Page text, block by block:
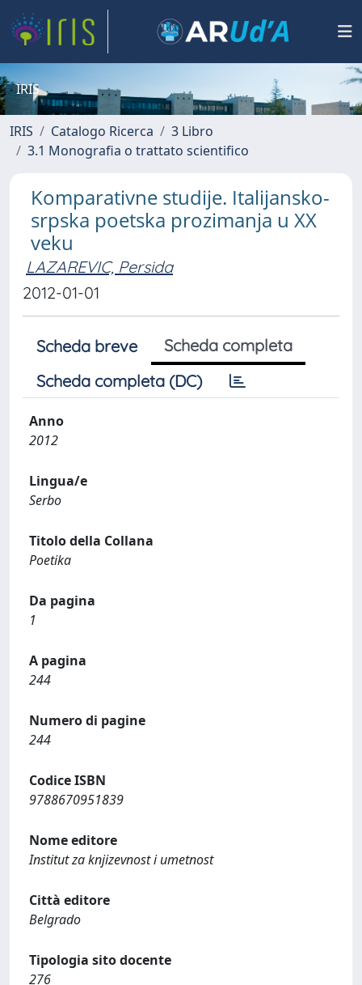
IRIS
IRIS Catalogo Ricerca
3 Libro
3.1 Monografia o trattato scientifico
Komparativne studije. Italijansko-
srpska poetska prozimanja u XX
veku
LAZAREVIC, Persida
2012-01-01
Scheda breve
Scheda completa
Scheda completa (DC)
Anno
2012
Lingua/e
Serbo
Titolo della Collana
Poetika
Da pagina
1
A pagina
244
Numero di pagine
244
Codice ISBN
9788670951839
Nome editore
Institut za knjizevnost i umetnost
Città editore
Belgrado
Tipologia sito docente
276